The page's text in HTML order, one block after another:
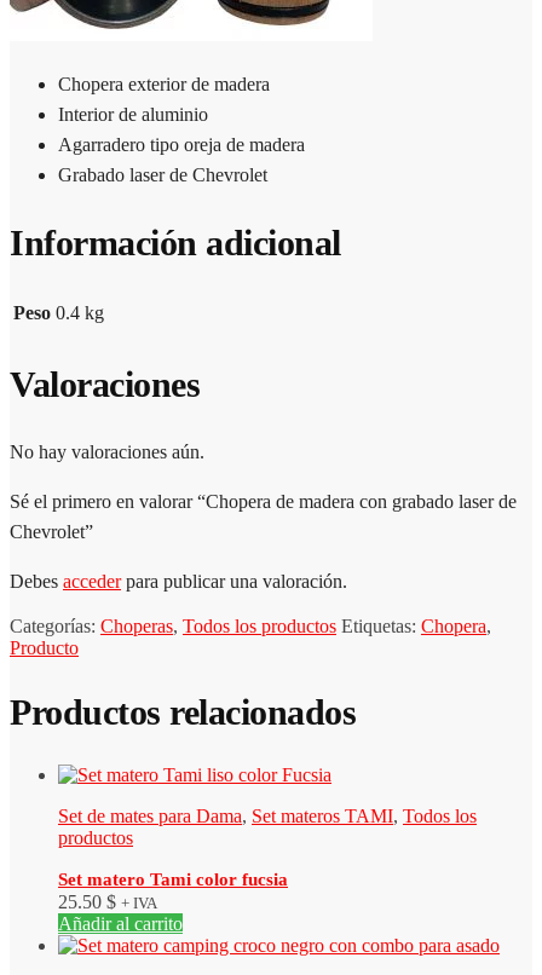
Chopera exterior de madera
Interior de aluminio
Agarradero tipo oreja de madera
Grabado laser de Chevrolet
Información adicional
Peso 0.4 kg
Valoraciones
No hay valoraciones aún.
Sé el primero en valorar “Chopera de madera con grabado laser de
Chevrolet”
Debes accederpara publicar una valoración.
Categorías: Choperas, Todos los productos Etiquetas: Chopera,
Producto
Productos relacionados
Set de mates para Dama, Set materos TAMI, Todos los
productos
Set matero Tami color fucsia
25.50 $ + IVA
Añadir al carrito